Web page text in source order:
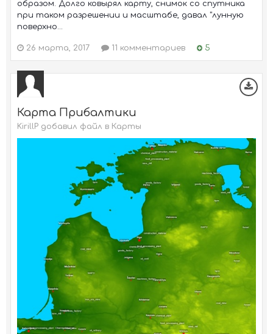
образом. Долго ковырял карту, снимок со спутника
при таком разрешении и масштабе, давал "лунную
поверхно...
26 марта, 2017 11 комментариев 5
Карта Прибалтики
KirillP добавил файл в Карты